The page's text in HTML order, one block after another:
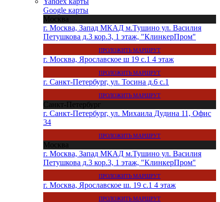
Google карты
Москва
г. Москва, Запад МКАД м.Тушино ул. Василия
Петушкова д.3 кор.3, 1 этаж, "КлинкерПром"
ПРОЛОЖИТЬ МАРШРУТ
г. Москва, Ярославское ш 19 с.1 4 этаж
ПРОЛОЖИТЬ МАРШРУТ
г. Санкт-Петербург, ул. Тосина д.6 с.1
ПРОЛОЖИТЬ МАРШРУТ
Санкт-Петербург
г. Санкт-Петербург, ул. Михаила Дудина 11, Офис
34
ПРОЛОЖИТЬ МАРШРУТ
Москва
г. Москва, Запад МКАД м.Тушино ул. Василия
Петушкова д.3 кор.3, 1 этаж, "КлинкерПром"
ПРОЛОЖИТЬ МАРШРУТ
г. Москва, Ярославское ш. 19 с.1 4 этаж
ПРОЛОЖИТЬ МАРШРУТ